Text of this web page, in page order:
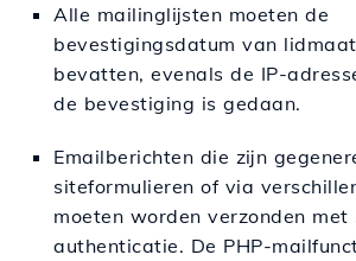
Alle mailinglijsten moeten de
bevestigingsdatum van
bevatten, evenals de IP-
de bevestiging is gedaan.
Emailberichten die zijn
siteformulieren of via
moeten worden verzonden met
authenticatie. De PHP-